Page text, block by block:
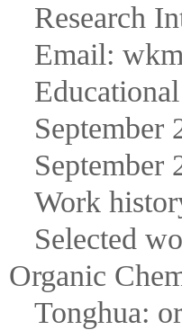
Research
Email:
September
September
Work
Selected
Organic
Tonghua: